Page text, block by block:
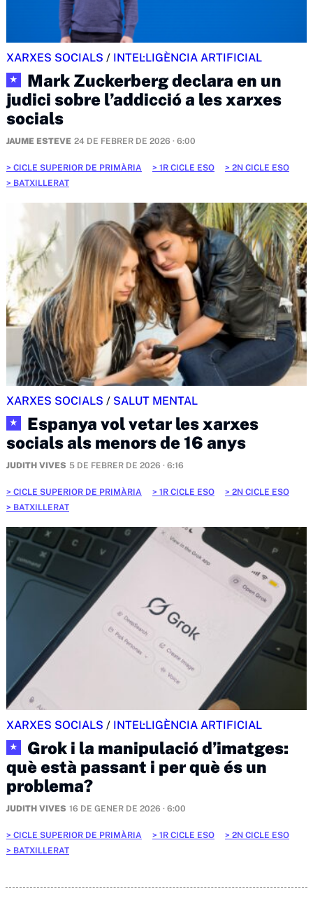
XARXES SOCIALS / INTEL·LIGÈNCIA ARTIFICIAL
★
Mark Zuckerberg declara en un
judici sobre l’addicció a les xarxes
socials
JAUME ESTEVE 24 DE FEBRER DE 2026 · 6:00
CICLE SUPERIOR DE PRIMÀRIA 1R CICLE ESO
2N CICLE ESO
BATXILLERAT
XARXES SOCIALS / SALUT MENTAL
★
Espanya vol vetar les xarxes
socials als menors de 16 anys
JUDITH VIVES 5 DE FEBRER DE 2026 · 6:16
CICLE SUPERIOR DE PRIMÀRIA 1R CICLE ESO
2N CICLE ESO
BATXILLERAT
XARXES SOCIALS / INTEL·LIGÈNCIA ARTIFICIAL
★
Grok i la manipulació d’imatges:
què està passant i per què és un
problema?
JUDITH VIVES 16 DE GENER DE 2026 · 6:00
CICLE SUPERIOR DE PRIMÀRIA 1R CICLE ESO
2N CICLE ESO
BATXILLERAT